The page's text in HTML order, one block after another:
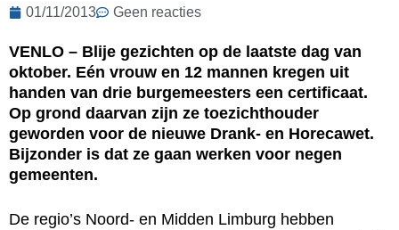
01/11/2013 Geen reacties
VENLO – Blije gezichten op de laatste dag van
oktober. Eén vrouw en 12 mannen kregen uit
handen van drie burgemeesters een certificaat.
Op grond daarvan zijn ze toezichthouder
geworden voor de nieuwe Drank- en Horecawet.
Bijzonder is dat ze gaan werken voor negen
gemeenten.
De regio’s Noord- en Midden Limburg hebben